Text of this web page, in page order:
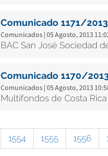
Comunicado 1171/2013
Comunicados | 05 Agosto, 2013
BAC San José Sociedad
Comunicado 1170/
Comunicados | 05 Agosto, 2013
Multifondos de Costa
1554 1555 1556